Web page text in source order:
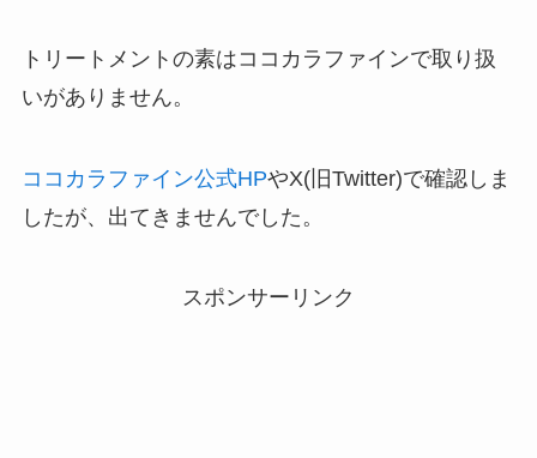
トリートメントの素はココカラファインで取り扱
いがありません。
ココカラファイン公式HPやX(旧Twitter)で確認しま
したが、出てきませんでした。
スポンサーリンク